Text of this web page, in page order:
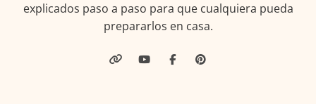
explicados paso a paso para que cualquiera pueda
prepararlos en casa.